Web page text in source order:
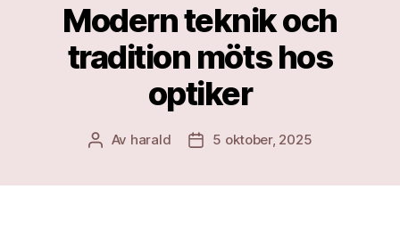
Modern teknik och
tradition möts hos
optiker
Inläggsförfattare
Av harald Inläggsdatum
5 oktober, 2025